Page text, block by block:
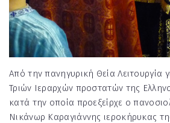
Από την πανηγυρική Θεία Λειτουργία
Τριών Ιεραρχών προστατών της
κατά την οποία προεξείρχε ο
Νικάνωρ Καραγιάννης ιεροκήρυκας